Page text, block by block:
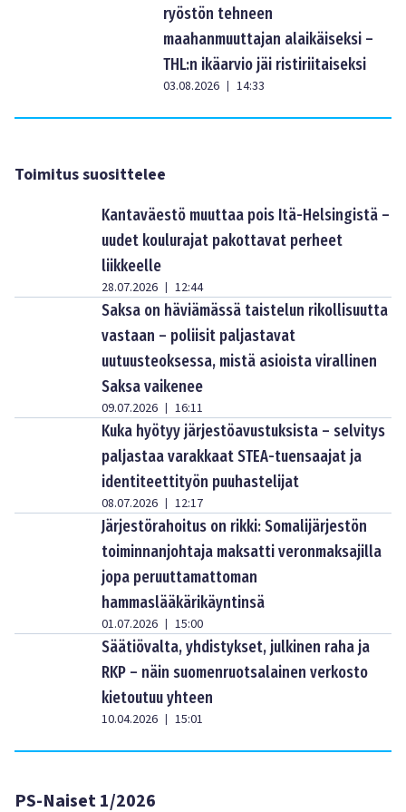
ryöstön tehneen
maahanmuuttajan alaikäiseksi –
THL:n ikäarvio jäi ristiriitaiseksi
03.08.2026 | 14:33
Toimitus suosittelee
Kantaväestö muuttaa pois Itä-Helsingistä –
uudet koulurajat pakottavat perheet
liikkeelle
28.07.2026 | 12:44
Saksa on häviämässä taistelun rikollisuutta
vastaan – poliisit paljastavat
uutuusteoksessa, mistä asioista virallinen
Saksa vaikenee
09.07.2026 | 16:11
Kuka hyötyy järjestöavustuksista – selvitys
paljastaa varakkaat STEA-tuensaajat ja
identiteettityön puuhastelijat
08.07.2026 | 12:17
Järjestörahoitus on rikki: Somalijärjestön
toiminnanjohtaja maksatti veronmaksajilla
jopa peruuttamattoman
hammaslääkärikäyntinsä
01.07.2026 | 15:00
Säätiövalta, yhdistykset, julkinen raha ja
RKP – näin suomenruotsalainen verkosto
kietoutuu yhteen
10.04.2026 | 15:01
PS-Naiset 1/2026